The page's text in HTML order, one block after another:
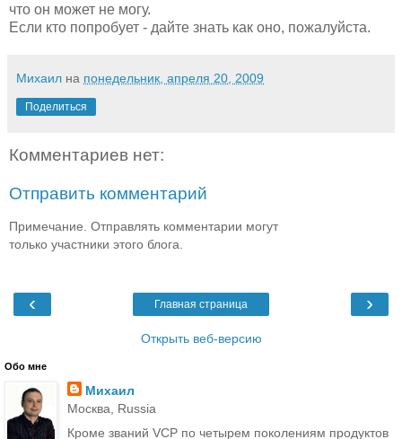
что он может не могу.
Если кто попробует - дайте знать как оно, пожалуйста.
Михаил на понедельник, апреля 20, 2009
Поделиться
Комментариев нет:
Отправить комментарий
Примечание. Отправлять комментарии могут
только участники этого блога.
‹ ›
Главная страница
Открыть веб-версию
Обо мне
Михаил
Москва, Russia
Кроме званий VCP по четырем поколениям продуктов